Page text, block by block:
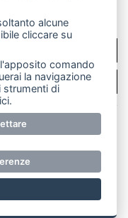
i diritti riservati.
anche
senza la
RI Lecco
10.329,14 €
alcune
cliccare su
comando
la navigazione
strumenti di